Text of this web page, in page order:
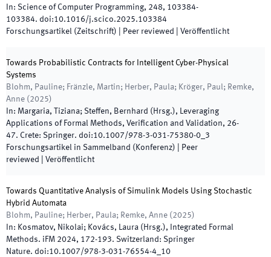
In: Science of Computer Programming, 248, 103384-
103384. doi:10.1016/j.scico.2025.103384
Forschungsartikel (Zeitschrift) | Peer reviewed Veröffentlicht
Towards Probabilistic Contracts for Intelligent Cyber-Physical
Systems
Blohm, Pauline; Fränzle, Martin; Herber, Paula; Kröger, Paul; Remke,
Anne ( 2025)
In: Margaria, Tiziana; Steffen, Bernhard ( Hrsg.), Leveraging
Applications of Formal Methods, Verification and Validation, 26-
47. Crete: Springer. doi:10.1007/978-3-031-75380-0_3
Forschungsartikel in Sammelband (Konferenz) | Peer
reviewed
Veröffentlicht
Towards Quantitative Analysis of Simulink Models Using Stochastic
Hybrid Automata
Blohm, Pauline; Herber, Paula; Remke, Anne ( 2025)
In: Kosmatov, Nikolai; Kovács, Laura ( Hrsg.),
Integrated Formal
Methods. iFM 2024, 172-193. Switzerland: Springer
Nature. doi:10.1007/978-3-031-76554-4_10